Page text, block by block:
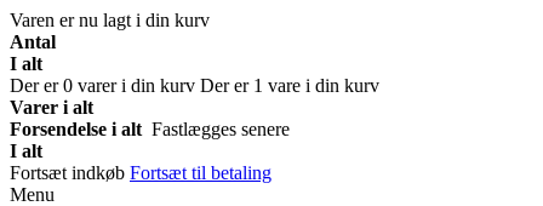
Varen er nu lagt i din kurv
Antal
I alt
Der er0 varer i din kurv Der er 1 vare i din kurv
Varer i alt
Forsendelse i alt Fastlægges senere
I alt
Fortsæt indkøb Fortsæt til betaling
Menu